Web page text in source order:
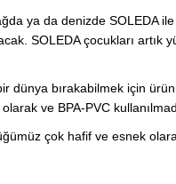
ya da denizde SOLEDA
SOLEDA çocukları artık
dünya bırakabilmek için
ve BPA-PVC
çok hafif ve esnek